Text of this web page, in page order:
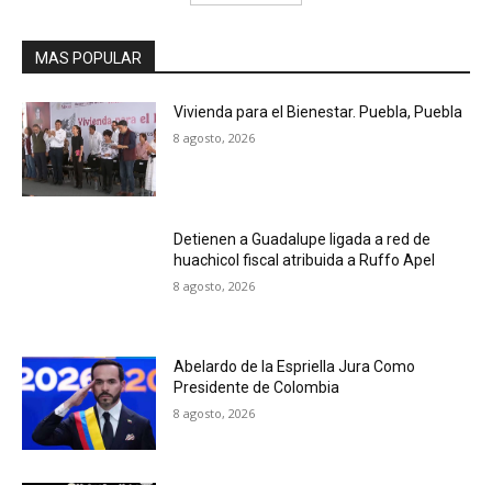
MAS POPULAR
Vivienda para el Bienestar. Puebla, Puebla
8 agosto, 2026
Detienen a Guadalupe ligada a red de
huachicol fiscal atribuida a Ruffo Apel
8 agosto, 2026
Abelardo de la Espriella Jura Como
Presidente de Colombia
8 agosto, 2026